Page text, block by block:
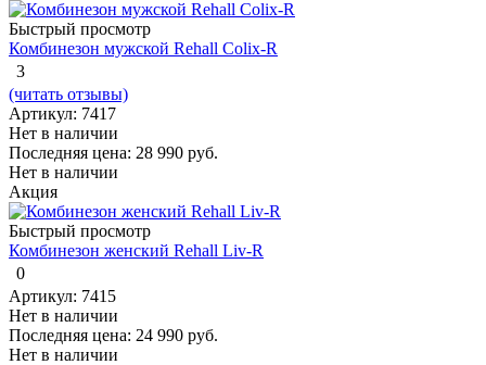
Быстрый просмотр
Комбинезон мужской Rehall Colix-R
3
(читать отзывы)
Артикул: 7417
Нет в наличии
Последняя цена: 28 990 руб.
Нет в наличии
Акция
Быстрый просмотр
Комбинезон женский Rehall Liv-R
0
Артикул: 7415
Нет в наличии
Последняя цена: 24 990 руб.
Нет в наличии